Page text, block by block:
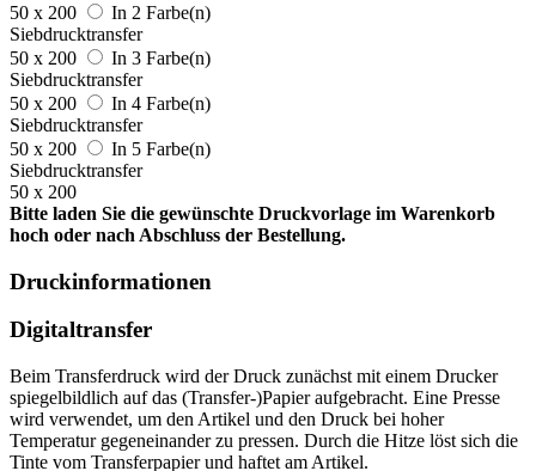
50 x 200
In 2 Farbe(n)
Siebdrucktransfer
50 x 200
In 3 Farbe(n)
Siebdrucktransfer
50 x 200
In 4 Farbe(n)
Siebdrucktransfer
50 x 200
In 5 Farbe(n)
Siebdrucktransfer
50 x 200
Bitte laden Sie die gewünschte Druckvorlage im Warenkorb
hoch oder nach Abschluss der Bestellung.
Druckinformationen
Digitaltransfer
Beim Transferdruck wird der Druck zunächst mit einem Drucker
spiegelbildlich auf das (Transfer-)Papier aufgebracht. Eine Presse
wird verwendet, um den Artikel und den Druck bei hoher
Temperatur gegeneinander zu pressen. Durch die Hitze löst sich die
Tinte vom Transferpapier und haftet am Artikel.